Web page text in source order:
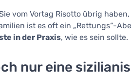
vom Vortag Risotto übrig
ist es oft ein „Rettungs“-
in der Praxis, wie es sein sollte.
nur eine